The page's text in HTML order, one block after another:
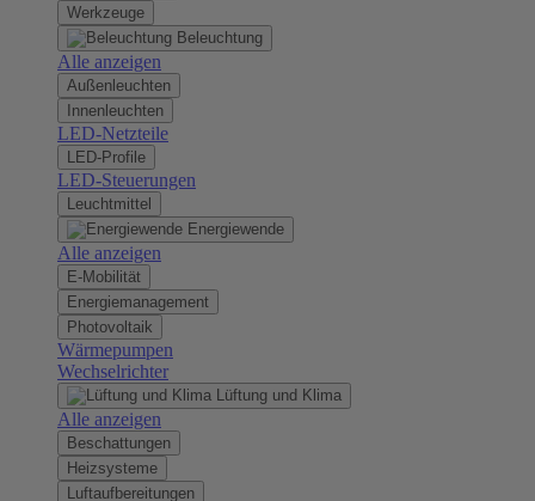
Werkzeuge
Beleuchtung
Alle anzeigen
Außenleuchten
Innenleuchten
LED-Netzteile
LED-Profile
LED-Steuerungen
Leuchtmittel
Energiewende
Alle anzeigen
E-Mobilität
Energiemanagement
Photovoltaik
Wärmepumpen
Wechselrichter
Lüftung und Klima
Alle anzeigen
Beschattungen
Heizsysteme
Luftaufbereitungen